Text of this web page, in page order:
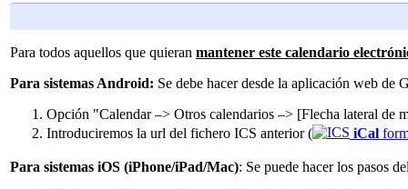
Para todos aquellos que quieran mantener este calendario
Para sistemas Android: Se debe hacer desde la aplicación web de
Opción "Calendar –> Otros calendarios –> [Flecha lateral de
Introduciremos la url del fichero ICS anterior (
iCal
Para sistemas iOS (iPhone/iPad/Mac): Se puede hacer los pasos